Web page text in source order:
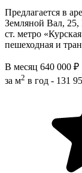
Предлагается в
Земляной Вал,
ст. метро
пешеходная и
В месяц 640 000 ₽
за м2 в год - 131